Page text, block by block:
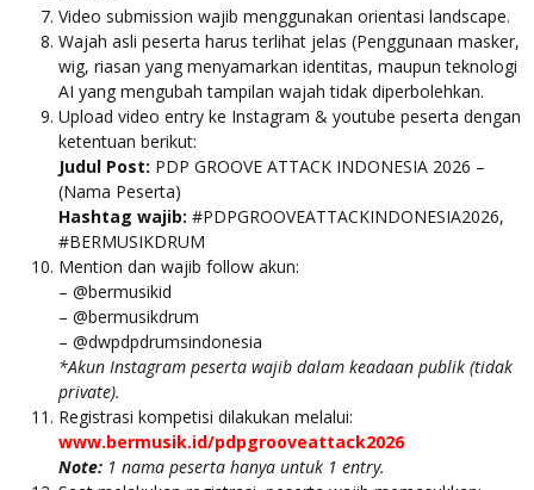
⁠Video submission wajib menggunakan orientasi landscape.
⁠Wajah asli peserta harus terlihat jelas (Penggunaan masker,
wig, riasan yang menyamarkan identitas, maupun teknologi
AI yang mengubah tampilan wajah tidak diperbolehkan.
Upload video entry ke Instagram & youtube peserta dengan
ketentuan berikut:
Judul Post: PDP GROOVE ATTACK INDONESIA 2026 –
(Nama Peserta)
Hashtag wajib: #PDPGROOVEATTACKINDONESIA2026,
#BERMUSIKDRUM
⁠Mention dan wajib follow akun:
– @bermusikid
– @bermusikdrum
– @dwpdpdrumsindonesia
*Akun Instagram peserta wajib dalam keadaan publik (tidak
private).
Registrasi kompetisi dilakukan melalui:
www.bermusik.id/pdpgrooveattack2026
Note:1 nama peserta hanya untuk 1 entry.